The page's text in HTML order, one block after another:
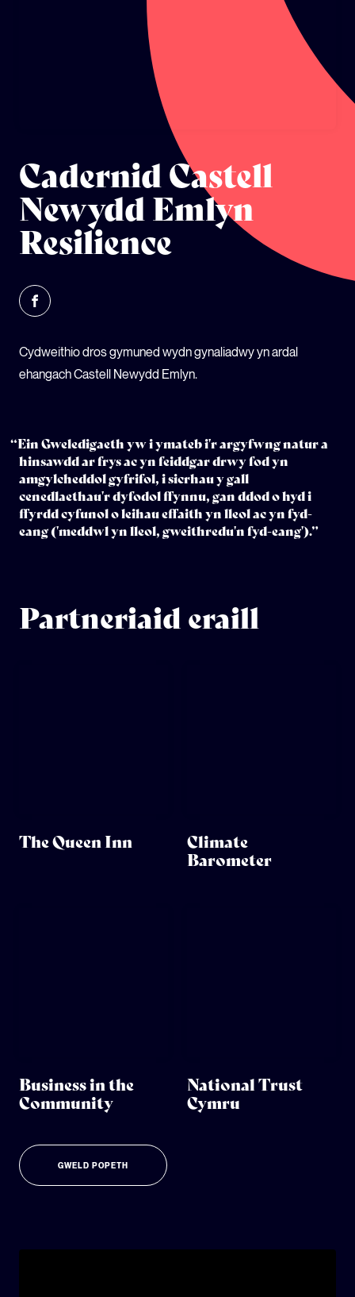
Cadernid Castell
Newydd Emlyn
Resilience
Cydweithio dros gymuned wydn gynaliadwy yn ardal
ehangach Castell Newydd Emlyn.
“Ein Gweledigaeth yw i ymateb i'r argyfwng natur a
hinsawdd ar frys ac yn feiddgar drwy fod yn
amgylcheddol gyfrifol, i sicrhau y gall
cenedlaethau'r dyfodol ffynnu, gan ddod o hyd i
ffyrdd cyfunol o leihau effaith yn lleol ac yn fyd-
eang ('meddwl yn lleol, gweithredu'n fyd-eang').”
Partneriaid eraill
The Queen Inn
Climate
Barometer
Business in the
Community
National Trust
Cymru
GWELD POPETH
LLYSGENHADON HINSAWDD IEUENCTID